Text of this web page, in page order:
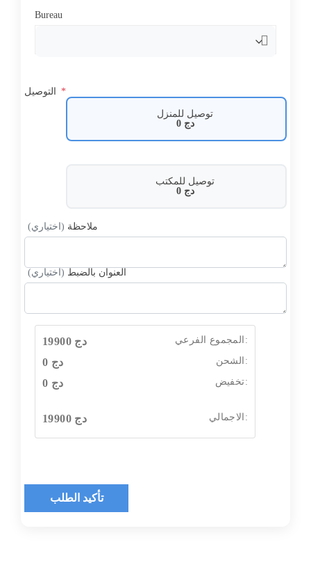
Bureau
*
توصيل للمنزل
0 دج
توصيل للمكتب
0 دج
ملاحظة (اختياري)
العنوان بالضبط (اختياري)
19900 دج المجموع الفرعي:
0 دج الشحن:
0 دج تخفيض:
19900 دج الاجمالي:
تأكيد الطلب